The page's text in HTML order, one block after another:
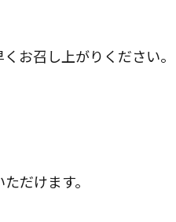
お召し上がりください。
だけます。